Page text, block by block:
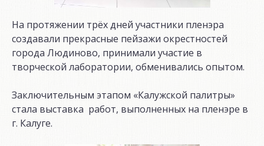
На протяжении трёх дней участники пленэра
создавали прекрасные пейзажи окрестностей
города Людиново, принимали участие в
творческой лаборатории, обменивались опытом.
Заключительным этапом «Калужской палитры»
стала выставка работ, выполненных на пленэре в
г. Калуге.